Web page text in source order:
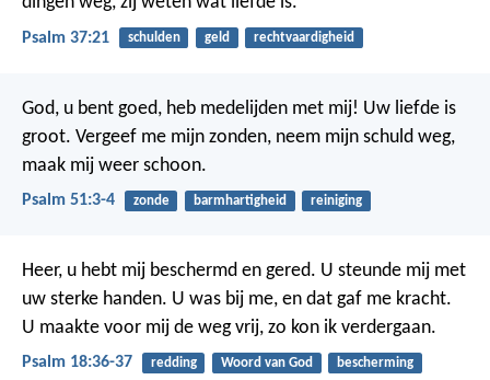
Psalm 37:21 schulden geld rechtvaardigheid
God, u bent goed, heb medelijden met mij! Uw liefde is
groot. Vergeef me mijn zonden, neem mijn schuld weg,
maak mij weer schoon.
Psalm 51:3-4 zonde barmhartigheid reiniging
Heer, u hebt mij beschermd en gered. U steunde mij met
uw sterke handen. U was bij me, en dat gaf me kracht.
U maakte voor mij de weg vrij, zo kon ik verdergaan.
Psalm 18:36-37 redding Woord van God bescherming